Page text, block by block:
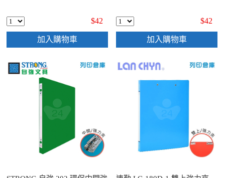
$42
加入購物車
$42
加入購物車